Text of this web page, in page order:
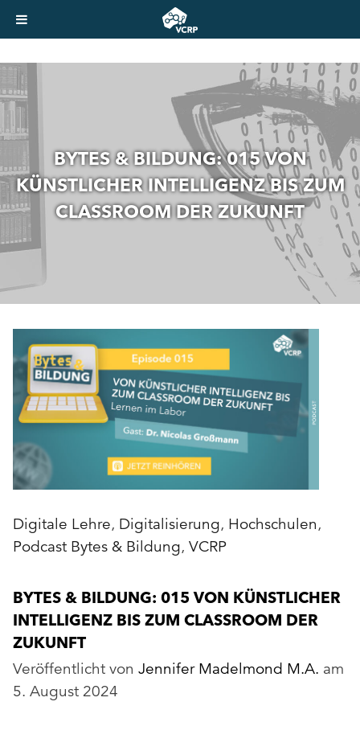
BYTES & BILDUNG: 015 VON
KÜNSTLICHER INTELLIGENZ BIS ZUM
CLASSROOM DER ZUKUNFT
Digitale Lehre, Digitalisierung, Hochschulen,
Podcast Bytes & Bildung, VCRP
BYTES & BILDUNG: 015 VON KÜNSTLICHER
INTELLIGENZ BIS ZUM CLASSROOM DER
ZUKUNFT
Veröffentlicht von Jennifer Madelmond M.A. am
5. August 2024